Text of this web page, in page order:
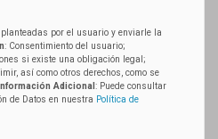
por el usuario y enviarle la
: Consentimiento del usuario;
si existe una obligación legal;
así como otros derechos, como se
Información Adicional : Puede consultar
de Datos en nuestra Política de